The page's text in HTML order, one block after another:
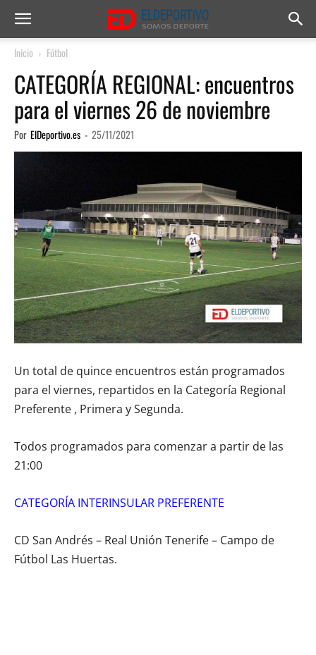
Inicio Fútbol
CATEGORÍA REGIONAL: encuentros
para el viernes 26 de noviembre
Por ElDeportivo.es - 25/11/2021
Un total de quince encuentros están programados
para el viernes, repartidos en la Categoría Regional
Preferente , Primera y Segunda.
Todos programados para comenzar a partir de las
21:00
CATEGORÍA INTERINSULAR PREFERENTE
CD San Andrés – Real Unión Tenerife – Campo de
Fútbol Las Huertas.